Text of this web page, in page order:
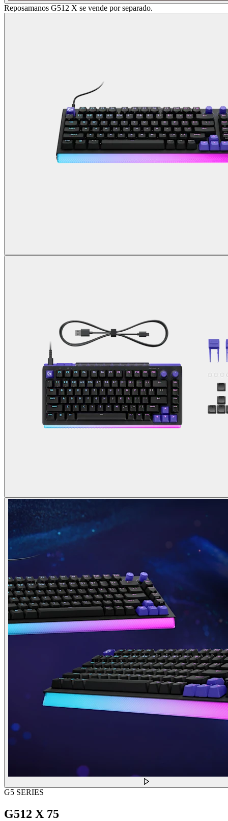
Reposamanos G512 X se vende por separado.
G5 SERIES
G512 X 75